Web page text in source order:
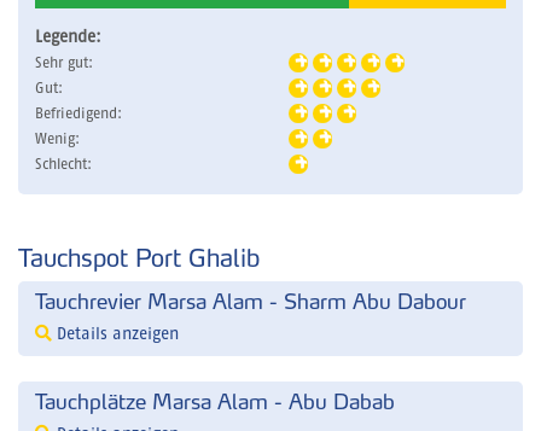
Legende:
Sehr gut:
Gut:
Befriedigend:
Wenig:
Schlecht:
Tauchspot Port Ghalib
Tauchrevier Marsa Alam - Sharm Abu Dabour
Details anzeigen
Tauchplätze Marsa Alam - Abu Dabab